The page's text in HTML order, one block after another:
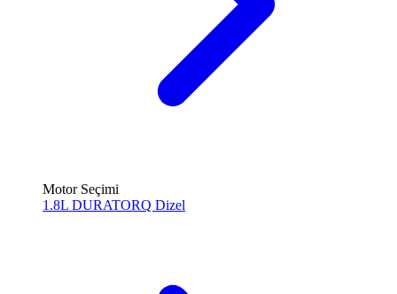
Motor Seçimi
1.8L DURATORQ Dizel